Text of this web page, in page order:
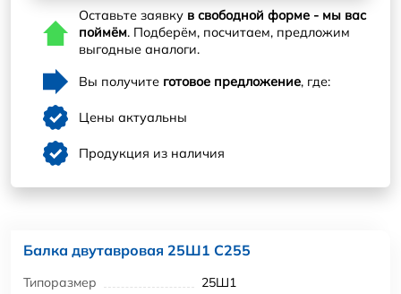
Оставьте заявку в свободной форме - мы вас
поймём. Подберём, посчитаем, предложим
выгодные аналоги.
Вы получите готовое предложение, где:
Цены актуальны
Продукция из наличия
Балка двутавровая 25Ш1 С255
Типоразмер
25Ш1